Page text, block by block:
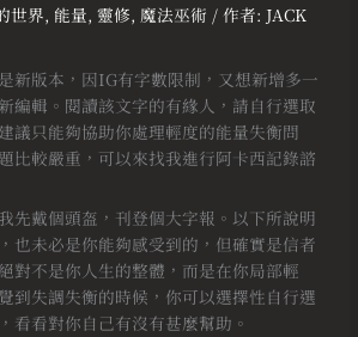
世界, 能量,靈修, 魔法巫術 / 作者: JACK
新版本，因IG有字數限制，又想新增多一
編輯。閱讀該文字的有緣人，請自行選取
議只能夠協助你處理輕度的能量失衡問
比較嚴重，可以來找我進行阿卡西記錄諮
先戴個頭盔，刊登個大字報。以下所說明
也未必是你能夠感受到的，但確實是信者
對不是你人生的整體，而是在你局部輕
到失調失衡的時候，你可以選擇性自行選
看看對你自己有沒有甚麼幫助。